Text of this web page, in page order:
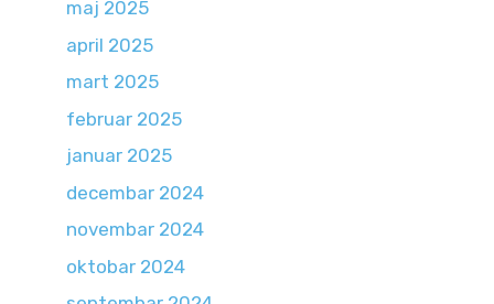
maj 2025
april 2025
mart 2025
februar 2025
januar 2025
decembar 2024
novembar 2024
oktobar 2024